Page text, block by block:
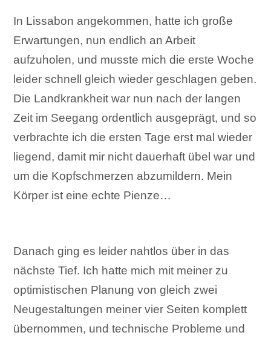
In Lissabon angekommen, hatte ich große
Erwartungen, nun endlich an Arbeit
aufzuholen, und musste mich die erste Woche
leider schnell gleich wieder geschlagen geben.
Die Landkrankheit war nun nach der langen
Zeit im Seegang ordentlich ausgeprägt, und so
verbrachte ich die ersten Tage erst mal wieder
liegend, damit mir nicht dauerhaft übel war und
um die Kopfschmerzen abzumildern. Mein
Körper ist eine echte Pienze…
Danach ging es leider nahtlos über in das
nächste Tief. Ich hatte mich mit meiner zu
optimistischen Planung von gleich zwei
Neugestaltungen meiner vier Seiten komplett
übernommen, und technische Probleme und